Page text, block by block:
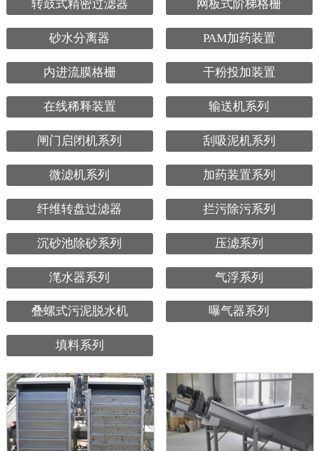
转鼓式精密过滤器 网板式阶梯格栅
砂水分离器 PAM加药装置
内进流膜格栅 干粉投加装置
在线稀释装置 输送机系列
闸门启闭机系列 刮吸泥机系列
微滤机系列 加药装置系列
纤维转盘过滤器 拦污除污系列
沉砂池除砂系列 压滤系列
滗水器系列 气浮系列
叠螺式污泥脱水机 曝气器系列
填料系列